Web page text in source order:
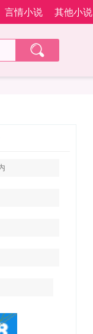
言情小说 其他小说